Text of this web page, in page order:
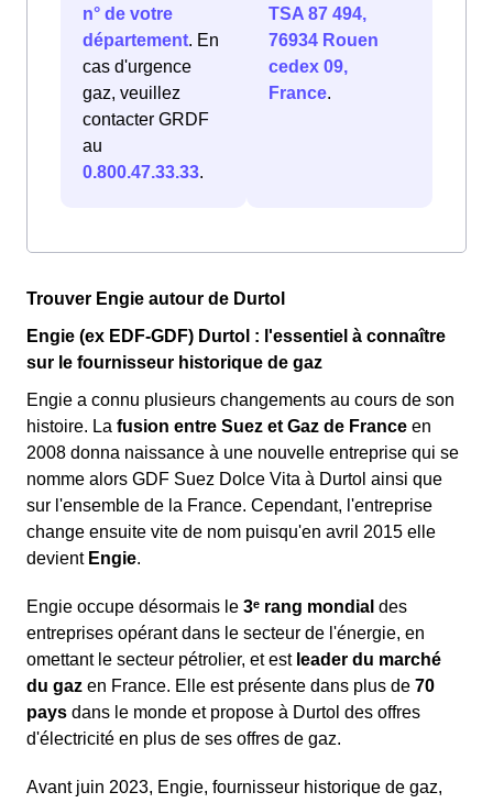
n° de votre
département. En
cas d'urgence
gaz, veuillez
contacter GRDF
au
0.800.47.33.33.
TSA 87 494,
76934 Rouen
cedex 09,
France.
Trouver Engie autour de Durtol
Engie (ex EDF-GDF) Durtol : l'essentiel à connaître
sur le fournisseur historique de gaz
Engie a connu plusieurs changements au cours de son
histoire. La fusion entre Suez et Gaz de France en
2008 donna naissance à une nouvelle entreprise qui se
nomme alors GDF Suez Dolce Vita à Durtol ainsi que
sur l'ensemble de la France. Cependant, l'entreprise
change ensuite vite de nom puisqu'en avril 2015 elle
devient Engie.
Engie occupe désormais le 3ᵉ rang mondial des
entreprises opérant dans le secteur de l'énergie, en
omettant le secteur pétrolier, et est leader du marché
du gaz en France. Elle est présente dans plus de 70
pays dans le monde et propose à Durtol des offres
d'électricité en plus de ses offres de gaz.
Avant juin 2023, Engie, fournisseur historique de gaz,